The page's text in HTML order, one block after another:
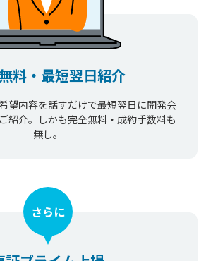
料・最短翌日紹介
望内容を話すだけで最短翌日に開発会
紹介。しかも完全無料・成約手数料も
無し。
さらに